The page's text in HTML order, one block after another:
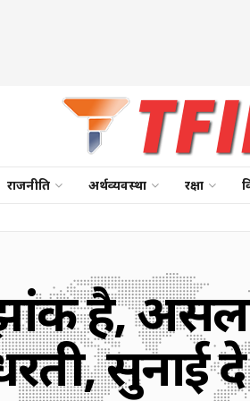
राजनीति अर्थव्यवस्था रक्षा
है,
सुनाई